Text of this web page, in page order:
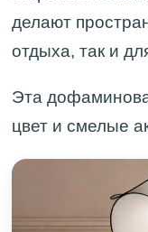
делают
отдыха, так и
Эта
цвет и смелые